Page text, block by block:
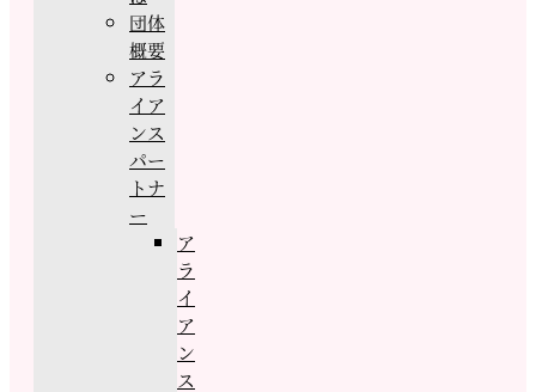
団体
概要
アラ
イア
ンス
パー
トナ
ー
ア
ラ
イ
ア
ン
ス